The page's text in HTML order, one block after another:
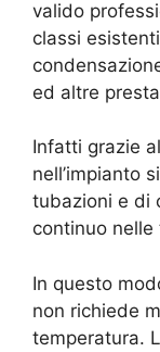
valido
classi
ed altre
Infatti grazie
nell’impianto
tubazioni e di
continuo
In questo
non richiede
temperatura.